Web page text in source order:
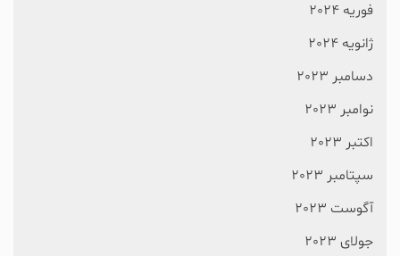
فوریه 2024
ژانویه 2024
دسامبر 2023
نوامبر 2023
اکتبر 2023
سپتامبر 2023
آگوست 2023
جولای 2023